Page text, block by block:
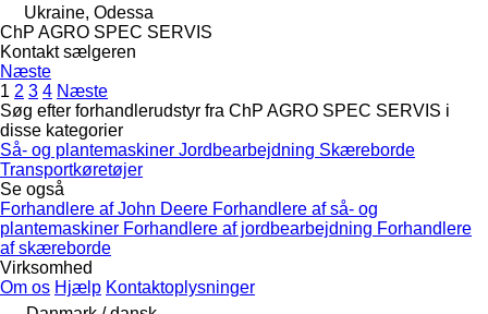
Ukraine, Odessa
ChP AGRO SPEC SERVIS
Kontakt sælgeren
Næste
1 2 3 4 Næste
Søg efter forhandlerudstyr fra ChP AGRO SPEC SERVIS i
disse kategorier
Så- og plantemaskiner Jordbearbejdning Skæreborde
Transportkøretøjer
Se også
Forhandlere af John Deere Forhandlere af så- og
plantemaskiner Forhandlere af jordbearbejdning Forhandlere
af skæreborde
Virksomhed
Om os Hjælp Kontaktoplysninger